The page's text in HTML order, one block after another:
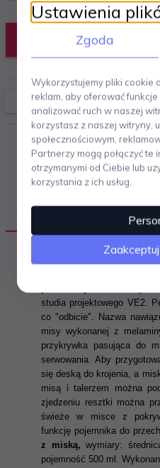
studia projektowego VE2.
co "odbicie". Nazwa
misy wykonanej z
przykrywka pasująca do
serwowania. Aby
się deską do krojenia, a
misą i talerzem można
zjedzeniu resztki można
świeże w misce z
funkcję pojemnika do
z miską, wymiary:
pojemność 500 ml.
Ustawienia
Zgoda
Wykorzystujemy pliki cookie
reklam, aby oferować
analizować ruch w naszej
korzystasz z naszej witryny,
społecznościowym,
Partnerzy mogą połączyć te
otrzymanymi od Ciebie lub
korzystania z ich usług.